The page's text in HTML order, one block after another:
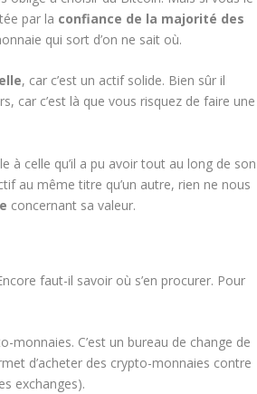
par la confiance de la majorité des
qui sort d’on ne sait où.
, car c’est un actif solide. Bien sûr il
car c’est là que vous risquez de faire une
à celle qu’il a pu avoir tout au long de son
au même titre qu’un autre, rien ne nous
concernant sa valeur.
faut-il savoir où s’en procurer. Pour
monnaies. C’est un bureau de change de
d’acheter des crypto-monnaies contre
exchanges).